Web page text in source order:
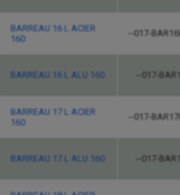
BARREAU 16 L ACIER
160
--017-
BARREAU 16 L ALU 160 --017-
BARREAU 17 L ACIER
160
--017-
BARREAU 17 L ALU 160 --017-